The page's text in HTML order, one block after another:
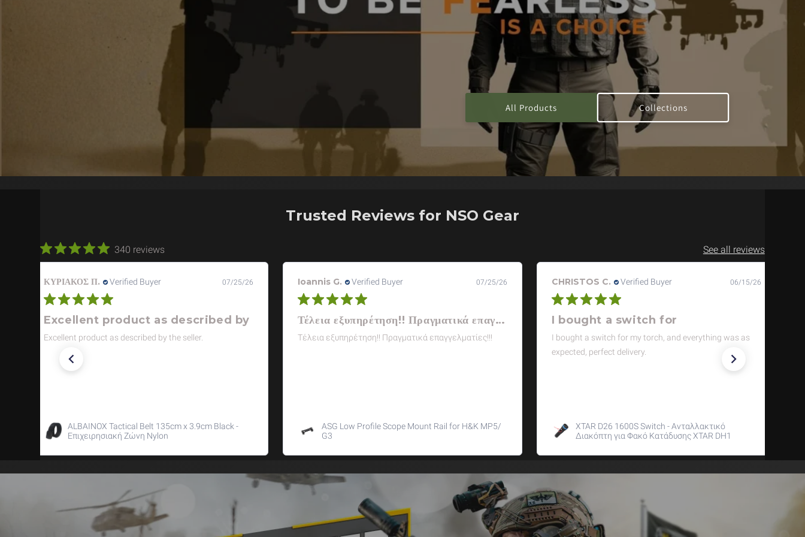
o
n
All Products Collections
Trusted Reviews for NSO Gear
340 reviews See all reviews
ΚΥΡΙΑΚΟΣ Π. Verified Buyer 07/25/26
Excellent product as described by
Excellent product as described by the seller.
ALBAINOX Tactical Belt 135cm x 3.9cm Black -
Επιχειρησιακή Ζώνη Nylon
Ioannis G. Verified Buyer 07/25/26
Τέλεια εξυπηρέτηση!! Πραγματικά επαγγελματίες!!!
Τέλεια εξυπηρέτηση!! Πραγματικά επαγγελματίες!!!
ASG Low Profile Scope Mount Rail for H&K MP5/
G3
CHRISTOS C. Verified Buyer 06/15/26
I bought a switch for
I bought a switch for my torch, and everything was as
expected, perfect delivery.
XTAR D26 1600S Switch - Ανταλλακτικό
Διακόπτη για Φακό Κατάδυσης XTAR DH1